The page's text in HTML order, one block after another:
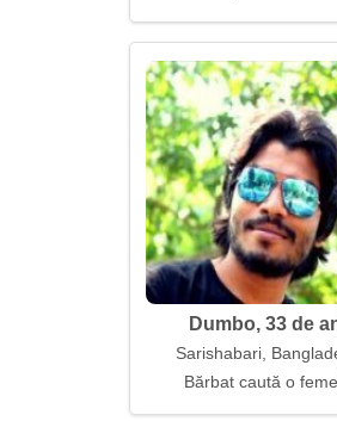
Dumbo, 33 de
Sarishabari,
Bărbat caută o